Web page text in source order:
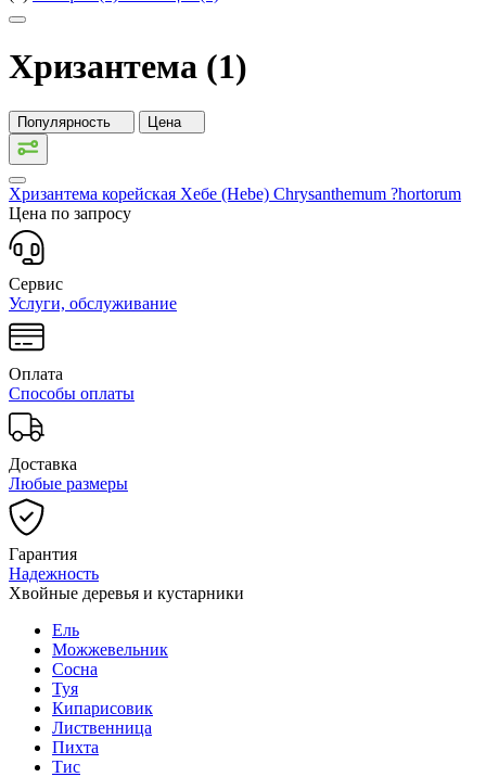
Хризантема (1)
Популярность Цена
Хризантема корейская Хебе (Hebe) Chrysanthemum ?hortorum
Цена по запросу
Сервис
Услуги, обслуживание
Оплата
Способы оплаты
Доставка
Любые размеры
Гарантия
Надежность
Хвойные деревья и кустарники
Ель
Можжевельник
Сосна
Туя
Кипарисовик
Лиственница
Пихта
Тис